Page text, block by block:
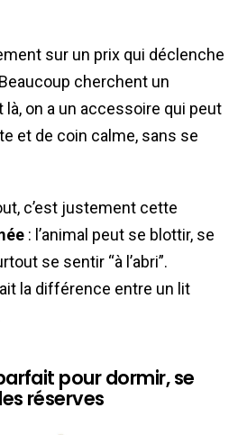
sur un prix qui déclenche
Beaucoup cherchent un
là, on a un accessoire qui peut
et de coin calme, sans se
c’est justement cette
: l’animal peut se blottir, se
se sentir “à l’abri”.
la différence entre un lit
pour dormir, se
réserves